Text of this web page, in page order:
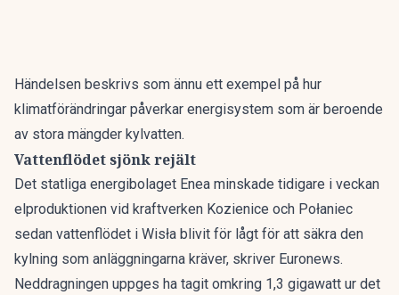
Händelsen beskrivs som ännu ett exempel på hur
klimatförändringar påverkar energisystem som är beroende
av stora mängder kylvatten.
Vattenflödet sjönk rejält
Det statliga energibolaget Enea minskade tidigare i veckan
elproduktionen vid kraftverken Kozienice och Połaniec
sedan vattenflödet i Wisła blivit för lågt för att säkra den
kylning som anläggningarna kräver, skriver Euronews.
Neddragningen uppges ha tagit omkring 1,3 gigawatt ur det